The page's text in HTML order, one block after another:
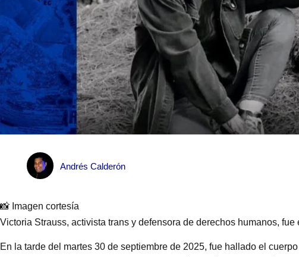
Andrés Calderón
📸 Imagen cortesía
Victoria Strauss, activista trans y defensora de derechos humanos,
En la tarde del martes 30 de septiembre de 2025, fue hallado el